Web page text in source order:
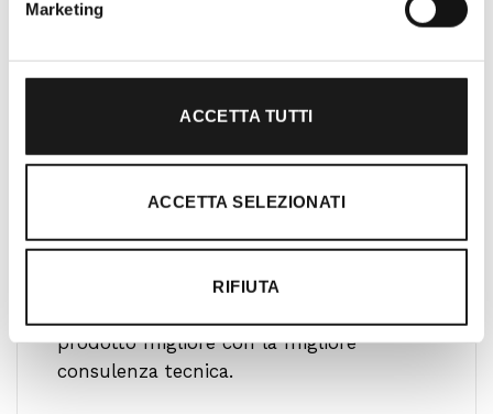
Marketing
ACCETTA TUTTI
ACCETTA SELEZIONATI
RIFIUTA
Ti guidiamo alla scelta
altamente specializzato che pratica le più
diverse attività outdoor ed è in continuo
prodotto migliore con la migliore
consulenza tecnica.